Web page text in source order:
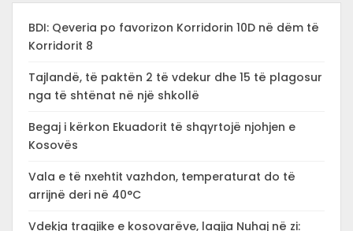
BDI: Qeveria po favorizon Korridorin 10D në dëm të
Korridorit 8
Tajlandë, të paktën 2 të vdekur dhe 15 të plagosur
nga të shtënat në një shkollë
Begaj i kërkon Ekuadorit të shqyrtojë njohjen e
Kosovës
Vala e të nxehtit vazhdon, temperaturat do të
arrijnë deri në 40°C
Vdekja tragjike e kosovarëve, lagjja Nuhaj në zi: